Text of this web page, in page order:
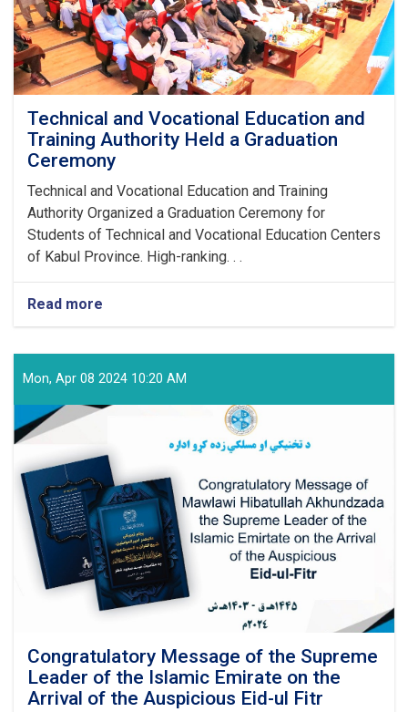
Technical and Vocational Education and
Training Authority Held a Graduation
Ceremony
Technical and Vocational Education and Training
Authority Organized a Graduation Ceremony for
Students of Technical and Vocational Education Centers
of Kabul Province. High-ranking. . .
Read more
Technical
Vocational
Education
Training
Held
a
Graduation
Ceremony
Mon, Apr 08 2024 10:20 AM
Congratulatory Message of the Supreme
Leader of the Islamic Emirate on the
Arrival of the Auspicious Eid-ul Fitr